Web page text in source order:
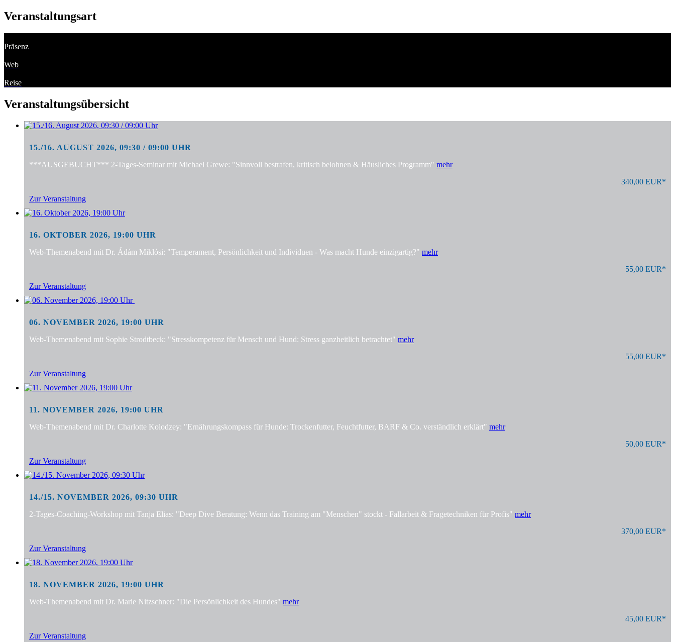
Veranstaltungsart
Präsenz
Web
Reise
Veranstaltungsübersicht
15./16. AUGUST 2026, 09:30 / 09:00 UHR
***AUSGEBUCHT*** 2-Tages-Seminar mit Michael Grewe: "Sinnvoll bestrafen, kritisch belohnen & Häusliches Programm" mehr
340,00 EUR*
Zur Veranstaltung
16. OKTOBER 2026, 19:00 UHR
Web-Themenabend mit Dr. Ádám Miklósi: "Temperament, Persönlichkeit und Individuen - Was macht Hunde einzigartig?" mehr
55,00 EUR*
Zur Veranstaltung
06. NOVEMBER 2026, 19:00 UHR
Web-Themenabend mit Sophie Strodtbeck: "Stresskompetenz für Mensch und Hund: Stress ganzheitlich betrachtet" mehr
55,00 EUR*
Zur Veranstaltung
11. NOVEMBER 2026, 19:00 UHR
Web-Themenabend mit Dr. Charlotte Kolodzey: "Ernährungskompass für Hunde: Trockenfutter, Feuchtfutter, BARF & Co. verständlich erklärt" mehr
50,00 EUR*
Zur Veranstaltung
14./15. NOVEMBER 2026, 09:30 UHR
2-Tages-Coaching-Workshop mit Tanja Elias: "Deep Dive Beratung: Wenn das Training am "Menschen" stockt - Fallarbeit & Fragetechniken für Profis" mehr
370,00 EUR*
Zur Veranstaltung
18. NOVEMBER 2026, 19:00 UHR
Web-Themenabend mit Dr. Marie Nitzschner: "Die Persönlichkeit des Hundes" mehr
45,00 EUR*
Zur Veranstaltung